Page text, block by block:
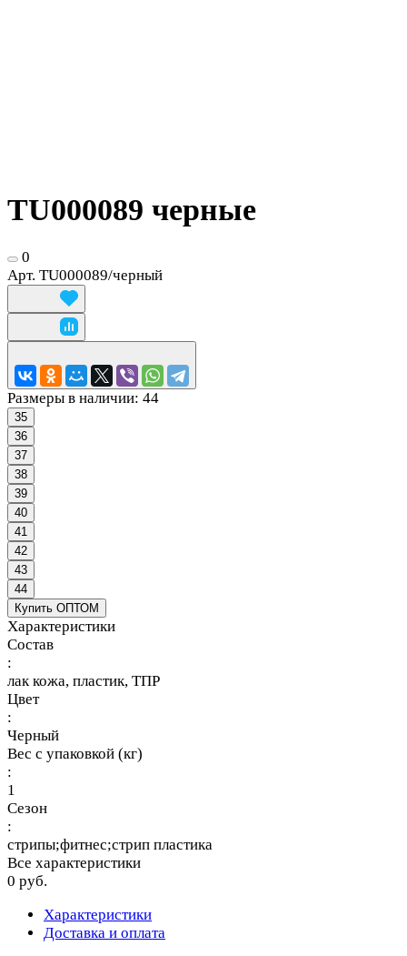
TU000089 черные
0
Арт. TU000089/черный
Размеры в наличии: 44
35
36
37
38
39
40
41
42
43
44
Купить ОПТОМ
Характеристики
Состав
:
лак кожа, пластик, ТПР
Цвет
:
Черный
Вес с упаковкой (кг)
:
1
Сезон
:
стрипы;фитнес;стрип пластика
Все характеристики
0 руб.
Характеристики
Доставка и оплата